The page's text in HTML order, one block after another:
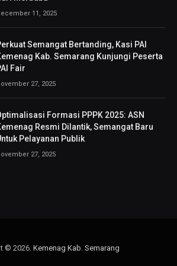
11, 2025
Semangat Bertanding, Kasi PAI
Kab. Semarang Kunjungi Peserta
Fair
27, 2025
Formasi PPPK 2025: ASN
Resmi Dilantik, Semangat Baru
Pelayanan Publik
27, 2025
© 2026. Kemenag Kab. Semarang